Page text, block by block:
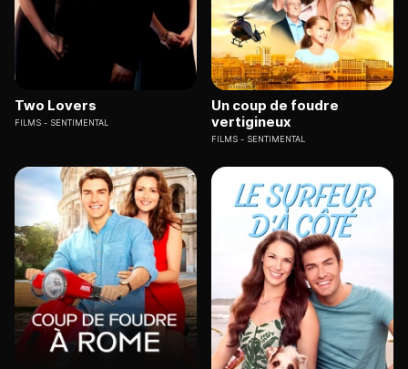
Two Lovers
FILMS SENTIMENTAL
Un coup de foudre
vertigineux
FILMS SENTIMENTAL